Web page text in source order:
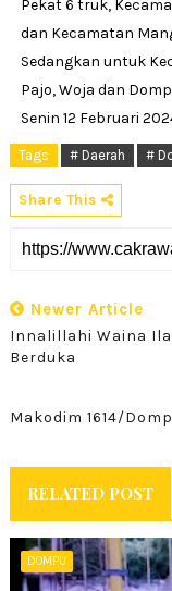
Pekat 6 truk,
dan Kecamatan
Sedangkan untuk
Pajo, Woja dan
Senin 12 Februari
Tags # Daerah #
Share This
Newer Article
Innalillahi Waina
Berduka
Makodim 1614/
RELATED POST
DOMPU